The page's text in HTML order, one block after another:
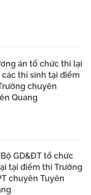
án tổ chức thi lại
các thí sinh tại điểm
chuyên
Quang
Bộ GD&ĐT tổ chức
tại điểm thi Trường
chuyên Tuyên